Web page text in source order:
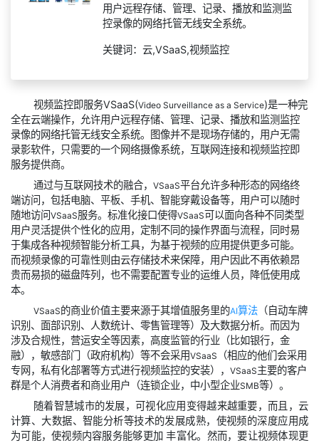
用户远程存储、管理、记录、播放和监测监
控录像的网络托管无线安全系统。
关键词：云,VSaaS,视频监控
视频监控即服务VSaaS(Video Surveillance as a Service)是一种完
全在云端操作，允许用户远程存储、管理、记录、播放和监测监控
录像的网络托管无线安全系统。图像并不是现场存储的，用户无需
录影软件，只需要的一个网络摄像系统，互联网连接和视频监控即
服务提供商。
通过与互联网技术的融合， VSaaS平台允许多种形态的网络终
端访问，包括电脑、平板、手机、智能穿戴设备等，用户可以随时
随地访问VSaaS服务。标准化接口使得VSaaS可以面向各种不同类型
用户灵活提供个性化的应用，定制不同的操作界面与流程，同时易
于集成各种视频智能分析工具，为基于视频的应用提供更多可能。
而视频录像的可靠性则由云存储技术来保障，用户因此不再依赖昂
贵而易损的磁盘阵列，也不需要配置专业的运维人员，降低使用成
本。
VSaaS的商业价值主要来源于其增值服务里的AI算法 （自动车牌
识别、面部识别、人数统计、零售管理等）及大数据分析。而因为
涉及合规性，营运安全等因素，高度监管的行业（比如银行，金
融），敏感部门（政府机构）等不会采用VSaaS
（相应的他们会采用
专网，私有化部署等方式进行视频监控的安装）， VSaaS主要的客户
群是个人消费者和商业用户（连锁企业，中小型企业SMB等）。
随着智慧城市的发展，可视化应用变得越来越重要，而且，云
计算、大数据、智能分析等技术的发展成熟，使视频的深度应用成
为可能，使视频内容服务能够更加 丰富化。然而，要让视频体现更